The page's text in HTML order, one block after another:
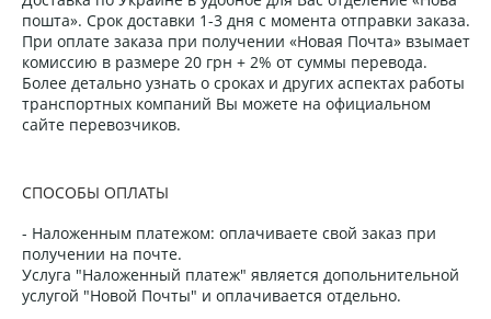
пошта». Срок доставки 1-3 дня с момента отправки заказа.
При оплате заказа при получении «Новая Почта» взымает
комиссию в размере 20 грн + 2% от суммы перевода.
Более детально узнать о сроках и других аспектах работы
транспортных компаний Вы можете на официальном
сайте перевозчиков.
СПОСОБЫ ОПЛАТЫ
- Наложенным платежом: оплачиваете свой заказ при
получении на почте.
Услуга "Наложенный платеж" является допольнительной
услугой "Новой Почты" и оплачивается отдельно.